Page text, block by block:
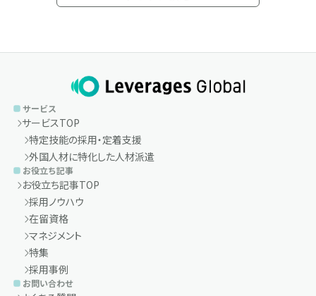
サービス
サービスTOP
特定技能の採用・定着支援
外国人材に特化した人材派遣
お役立ち記事
お役立ち記事TOP
採用ノウハウ
在留資格
マネジメント
特集
採用事例
お問い合わせ